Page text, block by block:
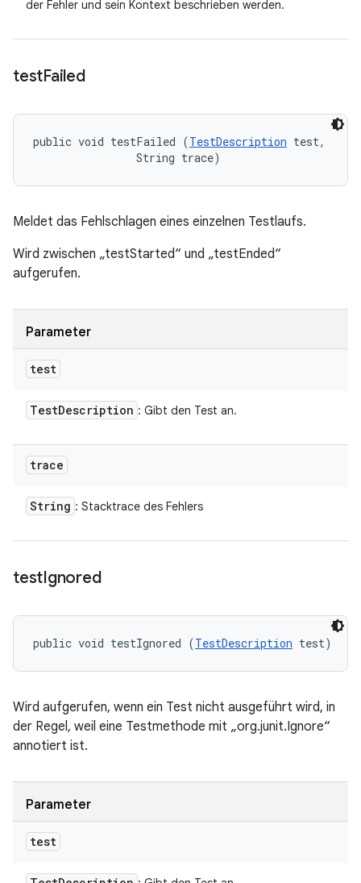
der Fehler und sein Kontext beschrieben werden.
testFailed
public void testFailed (TestDescription test,
                String trace)
Meldet das Fehlschlagen eines einzelnen Testlaufs.
Wird zwischen „testStarted“ und „testEnded“
aufgerufen.
Parameter
test
TestDescription : Gibt den Test an.
trace
String : Stacktrace des Fehlers
testIgnored
public void testIgnored (TestDescription test)
Wird aufgerufen, wenn ein Test nicht ausgeführt wird, in
der Regel, weil eine Testmethode mit „org.junit.Ignore“
annotiert ist.
Parameter
test